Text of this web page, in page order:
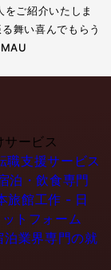
ご紹介いたしま
舞い喜んでもらう
ービス
職支援サービス
・飲食専門
旅館工作 - 日
トフォーム
業界専門の就